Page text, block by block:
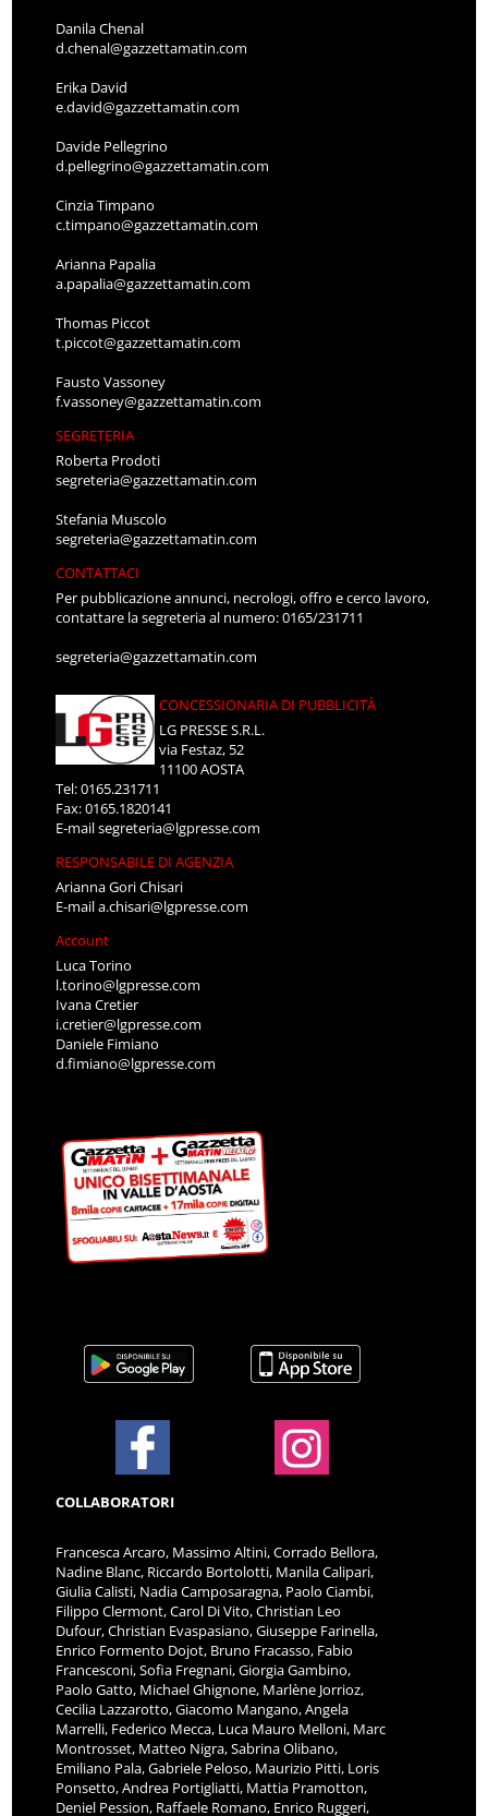
Danila Chenal
d.chenal@gazzettamatin.com
Erika David
e.david@gazzettamatin.com
Davide Pellegrino
d.pellegrino@gazzettamatin.com
Cinzia Timpano
c.timpano@gazzettamatin.com
Arianna Papalia
a.papalia@gazzettamatin.com
Thomas Piccot
t.piccot@gazzettamatin.com
Fausto Vassoney
f.vassoney@gazzettamatin.com
SEGRETERIA
Roberta Prodoti
segreteria@gazzettamatin.com
Stefania Muscolo
segreteria@gazzettamatin.com
CONTATTACI
Per pubblicazione annunci, necrologi, offro e cerco lavoro,
contattare la segreteria al numero: 0165/231711
segreteria@gazzettamatin.com
CONCESSIONARIA DI PUBBLICITÀ
LG PRESSE S.R.L.
via Festaz, 52
11100 AOSTA
Tel: 0165.231711
Fax: 0165.1820141
E-mailsegreteria@lgpresse.com
RESPONSABILE DI AGENZIA
Arianna Gori Chisari
E-maila.chisari@lgpresse.com
Account
Luca Torino
l.torino@lgpresse.com
Ivana Cretier
i.cretier@lgpresse.com
Daniele Fimiano
d.fimiano@lgpresse.com
COLLABORATORI
Francesca Arcaro, Massimo Altini, Corrado Bellora,
Nadine Blanc, Riccardo Bortolotti, Manila Calipari,
Giulia Calisti, Nadia Camposaragna, Paolo Ciambi,
Filippo Clermont, Carol Di Vito, Christian Leo
Dufour, Christian Evaspasiano, Giuseppe Farinella,
Enrico Formento Dojot, Bruno Fracasso, Fabio
Francesconi, Sofia Fregnani, Giorgia Gambino,
Paolo Gatto, Michael Ghignone, Marlène Jorrioz,
Cecilia Lazzarotto, Giacomo Mangano, Angela
Marrelli, Federico Mecca, Luca Mauro Melloni, Marc
Montrosset, Matteo Nigra, Sabrina Olibano,
Emiliano Pala, Gabriele Peloso, Maurizio Pitti, Loris
Ponsetto, Andrea Portigliatti, Mattia Pramotton,
Deniel Pession, Raffaele Romano, Enrico Ruggeri,